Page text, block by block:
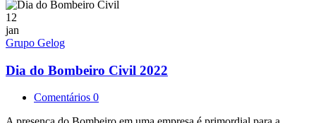
12
jan
Grupo Gelog
Dia do Bombeiro Civil 2022
Comentários 0